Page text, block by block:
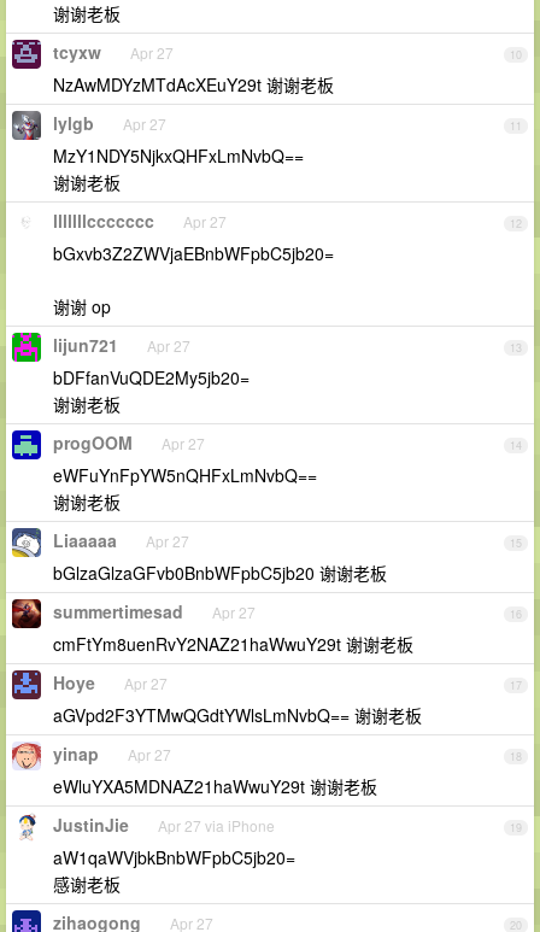
谢谢老板
10
tcyxw Apr 27
NzAwMDYzMTdAcXEuY29t 谢谢老板
11
lylgb Apr 27
MzY1NDY5NjkxQHFxLmNvbQ==
谢谢老板
12
lllllllccccccc Apr 27
bGxvb3Z2ZWVjaEBnbWFpbC5jb20=
谢谢 op
13
lijun721 Apr 27
bDFfanVuQDE2My5jb20=
谢谢老板
14
progOOM Apr 27
eWFuYnFpYW5nQHFxLmNvbQ==
谢谢老板
15
Liaaaaa Apr 27
bGlzaGlzaGFvb0BnbWFpbC5jb20 谢谢老板
16
summertimesad Apr 27
cmFtYm8uenRvY2NAZ21haWwuY29t 谢谢老板
17
Hoye Apr 27
aGVpd2F3YTMwQGdtYWlsLmNvbQ== 谢谢老板
18
yinap Apr 27
eWluYXA5MDNAZ21haWwuY29t 谢谢老板
19
JustinJie Apr 27 via iPhone
aW1qaWVjbkBnbWFpbC5jb20=
感谢老板
20
zihaogong Apr 27